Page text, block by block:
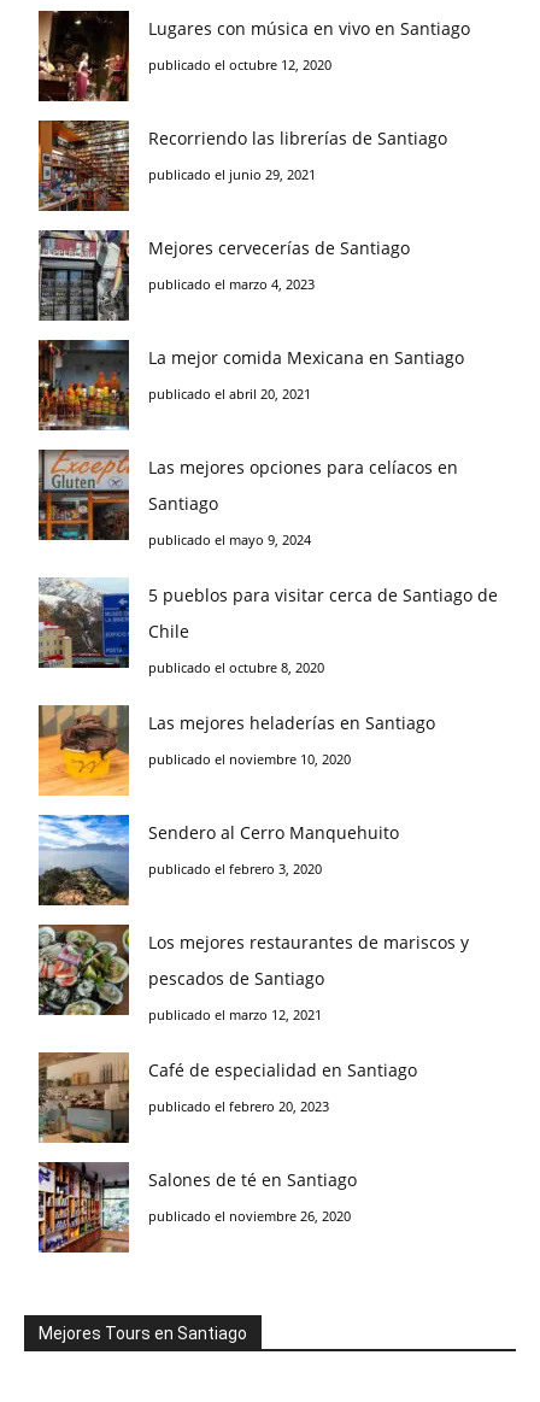
Lugares con música en vivo en Santiago
publicado el octubre 12, 2020
Recorriendo las librerías de Santiago
publicado el junio 29, 2021
Mejores cervecerías de Santiago
publicado el marzo 4, 2023
La mejor comida Mexicana en Santiago
publicado el abril 20, 2021
Las mejores opciones para celíacos en
Santiago
publicado el mayo 9, 2024
5 pueblos para visitar cerca de Santiago de
Chile
publicado el octubre 8, 2020
Las mejores heladerías en Santiago
publicado el noviembre 10, 2020
Sendero al Cerro Manquehuito
publicado el febrero 3, 2020
Los mejores restaurantes de mariscos y
pescados de Santiago
publicado el marzo 12, 2021
Café de especialidad en Santiago
publicado el febrero 20, 2023
Salones de té en Santiago
publicado el noviembre 26, 2020
Mejores Tours en Santiago